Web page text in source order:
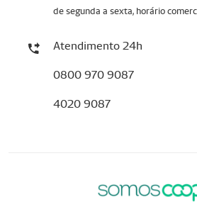
de segunda a sexta, horário
Atendimento 24h
0800 970 9087
4020 9087